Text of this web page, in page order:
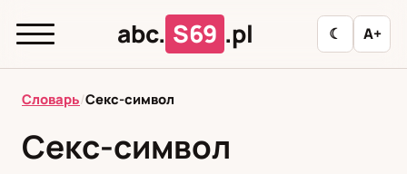
abc. S69 .pl ☾ A+
abc.
Словарь/Секс-символ
Секс-символ